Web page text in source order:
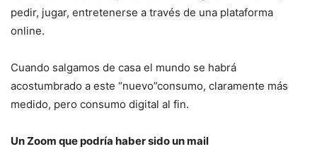
pedir, jugar, entretenerse a través de una plataforma
online.
Cuando salgamos de casa el mundo se habrá
acostumbrado a este “nuevo”consumo, claramente más
medido, pero consumo digital al fin.
Un Zoom que podría haber sido un mail